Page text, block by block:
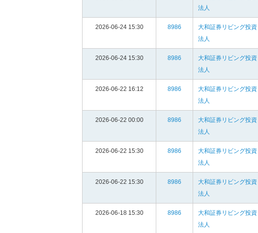
法人
2026-06-24 15:30 8986
大和証券リビング投資
法人
2026-06-24 15:30 8986
大和証券リビング投資
法人
2026-06-22 16:12 8986
大和証券リビング投資
法人
2026-06-22 00:00 8986
大和証券リビング投資
法人
2026-06-22 15:30 8986
大和証券リビング投資
法人
2026-06-22 15:30 8986
大和証券リビング投資
法人
2026-06-18 15:30 8986
大和証券リビング投資
法人